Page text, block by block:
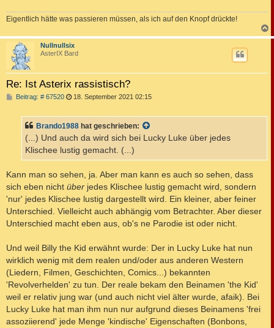
Eigentlich hätte was passieren müssen, als ich auf den Knopf drückte!
a
Nullnullsix
AsterIX Bard
Re: Ist Asterix rassistisch?
Beitrag: # 67520B
r
a
18. September 2021 02:15
Brando1988 hat geschrieben:
(...) Und auch da wird sich bei Lucky Luke über jedes
Klischee lustig gemacht. (...)
Kann man so sehen, ja. Aber man kann es auch so sehen, dass
sich eben nicht über jedes Klischee lustig gemacht wird, sondern
'nur' jedes Klischee lustig dargestellt wird. Ein kleiner, aber feiner
Unterschied. Vielleicht auch abhängig vom Betrachter. Aber dieser
Unterschied macht eben aus, ob's ne Parodie ist oder nicht.
Und weil Billy the Kid erwähnt wurde: Der in Lucky Luke hat nun
wirklich wenig mit dem realen und/oder aus anderen Western
(Liedern, Filmen, Geschichten, Comics...) bekannten
'Revolverhelden' zu tun. Der reale bekam den Beinamen 'the Kid'
weil er relativ jung war (und auch nicht viel älter wurde, afaik). Bei
Lucky Luke hat man ihm nun nur aufgrund dieses Beinamens 'frei
assoziierend' jede Menge 'kindische' Eigenschaften (Bonbons,